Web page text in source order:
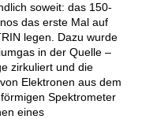
soweit: das 150-
das erste Mal auf
legen. Dazu wurde
in der Quelle –
zirkuliert und die
Elektronen aus dem
Spektrometer
eines